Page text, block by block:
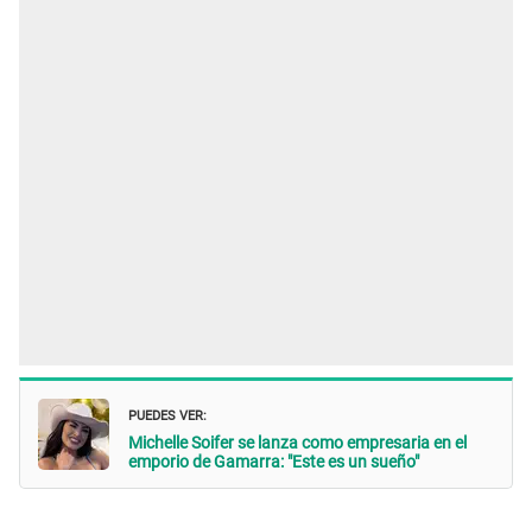
PUEDES VER:
Michelle Soifer se lanza como empresaria en el
emporio de Gamarra: "Este es un sueño"